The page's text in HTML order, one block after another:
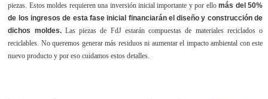
piezas. Estos moldes requieren una inversión inicial importante y por ellomás del 50%
de los ingresos de esta fase inicial financiarán el diseño y construcción de
dichos moldes.Las piezas de FdJ estarán compuestas de materiales reciclados o
reciclables. No queremos generar más residuos ni aumentar el impacto ambiental con este
nuevo producto y por eso cuidamos estos detalles.